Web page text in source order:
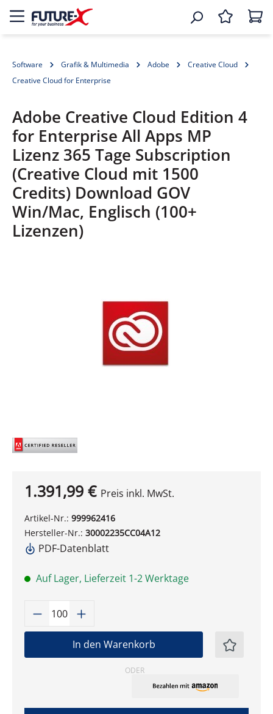
Software Grafik & Multimedia Adobe
Creative Cloud
Creative Cloud for Enterprise
Adobe Creative Cloud Edition 4
for Enterprise All Apps MP
Lizenz 365 Tage Subscription
(Creative Cloud mit 1500
Credits) Download GOV
Win/Mac, Englisch (100+
Lizenzen)
1.391,99 € Preis inkl. MwSt.
Artikel-Nr.: 999962416
Hersteller-Nr.: 30002235CC04A12
PDF-Datenblatt
Auf Lager, Lieferzeit 1-2 Werktage
Produkt Anzahl: Gib den
In den Warenkorb
ODER